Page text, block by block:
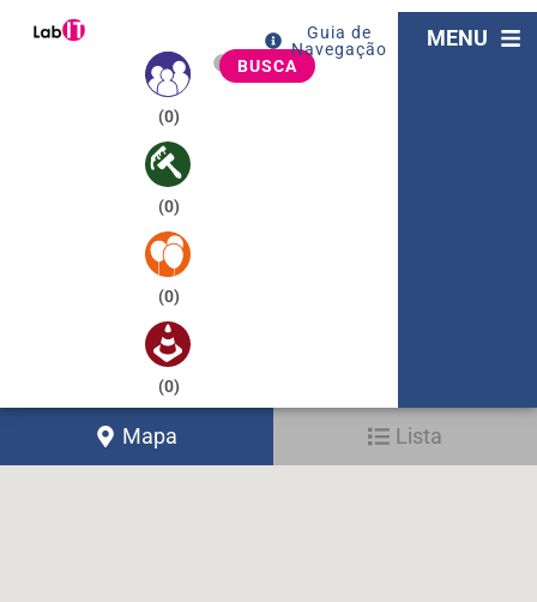
(0)
(0)
(0)
(0)
BUSCA
Guia de
Navegação
MENU
Mapa Lista